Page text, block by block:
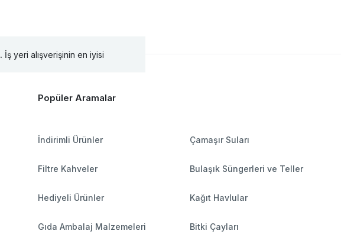
İş yeri alışverişinin en iyisi
Popüler Aramalar
İndirimli Ürünler Çamaşır Suları
Filtre Kahveler Bulaşık Süngerleri ve Teller
Hediyeli Ürünler Kağıt Havlular
Gıda Ambalaj Malzemeleri Bitki Çayları